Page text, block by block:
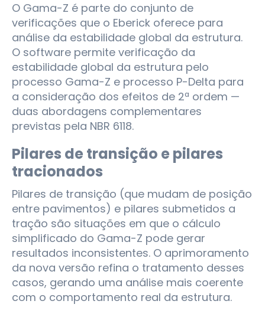
O Gama-Z é parte do conjunto de
verificações que o Eberick oferece para
análise da estabilidade global da estrutura.
O software permite verificação da
estabilidade global da estrutura pelo
processo Gama-Z e processo P-Delta para
a consideração dos efeitos de 2ª ordem —
duas abordagens complementares
previstas pela NBR 6118.
Pilares de transição e pilares
tracionados
Pilares de transição (que mudam de posição
entre pavimentos) e pilares submetidos a
tração são situações em que o cálculo
simplificado do Gama-Z pode gerar
resultados inconsistentes. O aprimoramento
da nova versão refina o tratamento desses
casos, gerando uma análise mais coerente
com o comportamento real da estrutura.